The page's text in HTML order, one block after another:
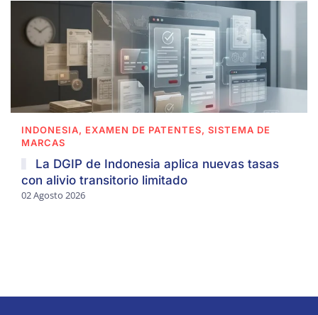
INDONESIA, EXAMEN DE PATENTES, SISTEMA DE
MARCAS
La DGIP de Indonesia aplica nuevas tasas
con alivio transitorio limitado
02 Agosto 2026